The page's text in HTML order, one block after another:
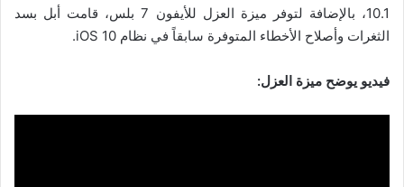
10.1، بالإضافة لتوفر ميزة العزل للأيفون 7 بلس، قامت أبل بسد
الثغرات وأصلاح الأخطاء المتوفرة سابقاً في نظام iOS 10.
فيديو يوضح ميزة العزل: